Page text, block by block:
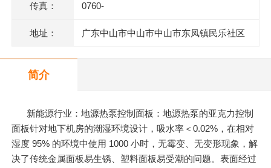
传真： 0760-
地址： 广东中山市中山市中山市东凤镇民乐社区
简介
新能源行业：地源热泵控制面板：地源热泵的亚克力控制
面板针对地下机房的潮湿环境设计，吸水率＜0.02%，在相对
湿度 95% 的环境中使用 1000 小时，无霉变、无变形现象，解
决了传统金属面板易生锈、塑料面板易受潮的问题。表面经过